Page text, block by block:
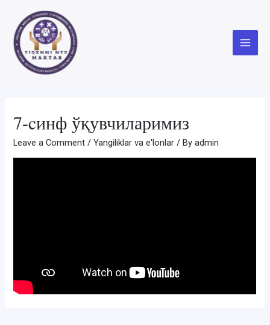
content
Main
7-cинф ўқувчиларимиз
Leave a Comment /Yangiliklar va e'lonlar / Byadmin